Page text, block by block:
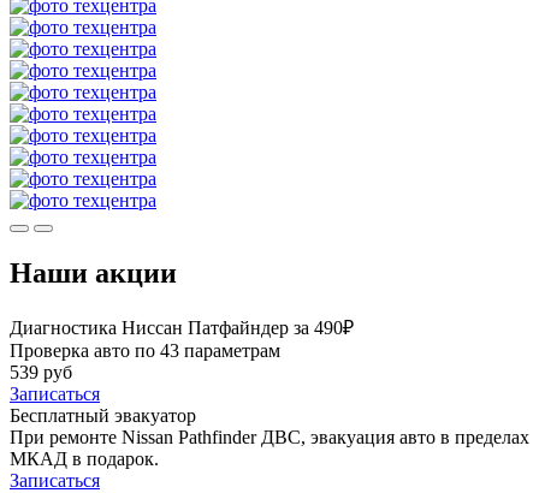
Наши акции
Диагностика Ниссан Патфайндер за 490₽
Проверка авто по 43 параметрам
539 руб
Записаться
Бесплатный эвакуатор
При ремонте Nissan Pathfinder ДВС, эвакуация авто в пределах
МКАД в подарок.
Записаться